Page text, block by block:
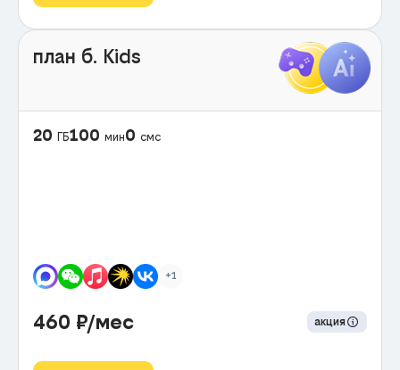
план б. Kids
20 ГБ100 мин0 смс
+1
460 ₽/мес акция